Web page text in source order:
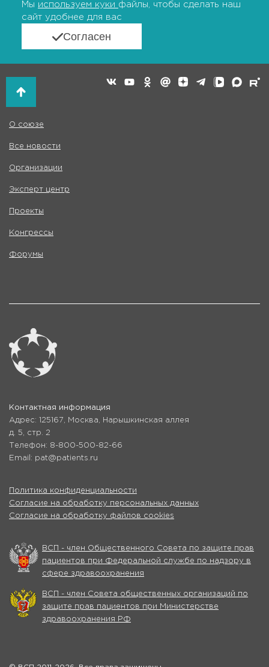
Мы используем куки файлы, чтобы сделать наш
сайт удобнее для вас
Согласен
О союзе
Все новости
Организации
Эксперт центр
Проекты
Конгрессы
Форумы
Контактная информация
Адрес: 125167, Москва, Нарышкинская аллея
д. 5, стр. 2
Телефон: 8-800-500-82-66
Email: pat@patients.ru
Политика конфиденциальности
Согласие на обработку персональных данных
Согласие на обработку файлов cookies
ВСП - член Общественного Совета по защите прав
пациентов при Федеральной службе по надзору в
сфере здравоохранения
ВСП - член Совета общественных организаций по
защите прав пациентов при Министерстве
здравоохранения РФ